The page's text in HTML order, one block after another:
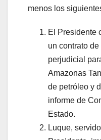
menos los
El Presidente
un contrato
perjudicial
Amazonas
de petróleo y
informe de
Estado.
Luque,